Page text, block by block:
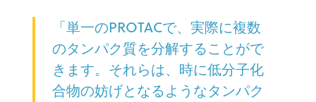
「単一のPROTACで、実際に複数
のタンパク質を分解することがで
きます。それらは、時に低分子化
合物の妨げとなるようなタンパク